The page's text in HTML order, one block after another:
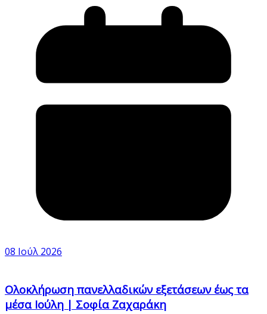
08 Ιούλ 2026
Ολοκλήρωση πανελλαδικών εξετάσεων έως τα
μέσα Ιούλη | Σοφία Ζαχαράκη